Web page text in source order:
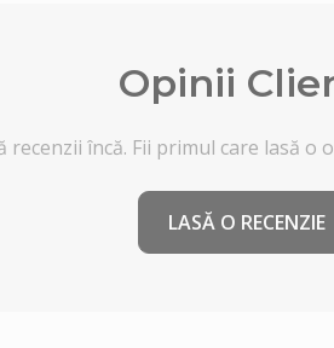
Opinii
recenzii încă. Fii primul care lasă o
LASĂ O RECENZIE